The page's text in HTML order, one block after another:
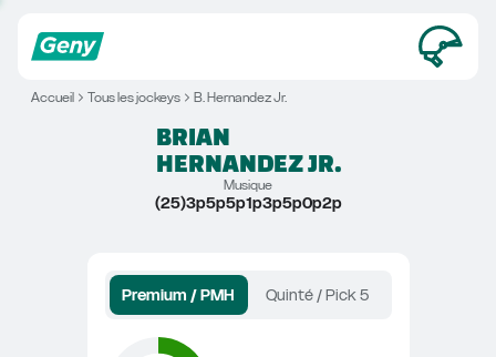
Accueil Tous les jockeys B. Hernandez Jr.
BRIAN
HERNANDEZ JR.
Musique
(25)3p5p5p1p3p5p0p2p
Premium / PMH Quinté / Pick 5